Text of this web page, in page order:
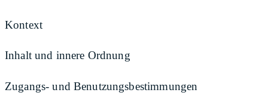
Kontext
Inhalt und innere Ordnung
Zugangs- und Benutzungsbestimmungen